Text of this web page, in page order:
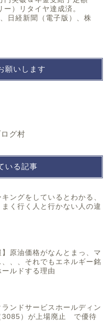
）リタイヤ達成済。
日経新聞（電子版）、株
願いします
グ村
いる記事
キングをしているとわかる、
まく行く人と行かない人の違
】原油価格がなんとまっ、マ
、、、それでもエネルギー銘
ールドする理由
ランドサービスホールディン
3085）が上場廃止 で優待